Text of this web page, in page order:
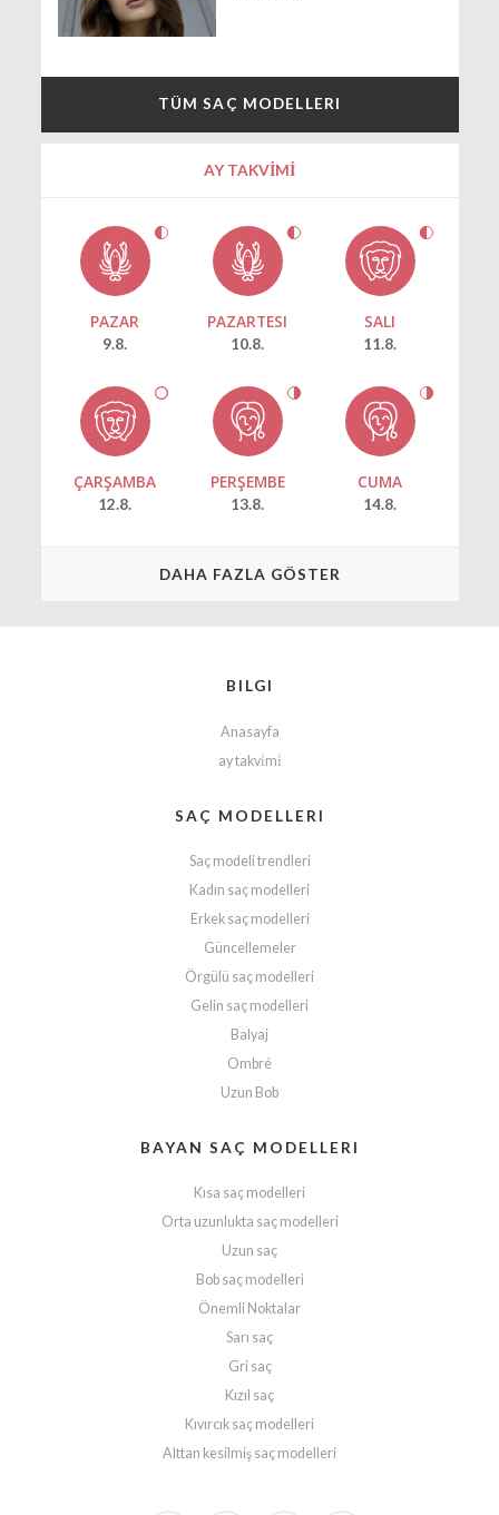
TÜM SAÇ MODELLERI
AY TAKVİMİ
PAZAR
9.8.
PAZARTESI
10.8.
SALI
11.8.
ÇARŞAMBA
12.8.
PERŞEMBE
13.8.
CUMA
14.8.
DAHA FAZLA GÖSTER
BILGI
Anasayfa
ay takvi̇mi̇
SAÇ MODELLERI
Saç modeli trendleri
Kadın saç modelleri
Erkek saç modelleri
Güncellemeler
Örgülü saç modelleri
Gelin saç modelleri
Balyaj
Ombré
Uzun Bob
BAYAN SAÇ MODELLERI
Kısa saç modelleri
Orta uzunlukta saç modelleri
Uzun saç
Bob saç modelleri
Önemli Noktalar
Sarı saç
Gri saç
Kızıl saç
Kıvırcık saç modelleri
Alttan kesilmiş saç modelleri